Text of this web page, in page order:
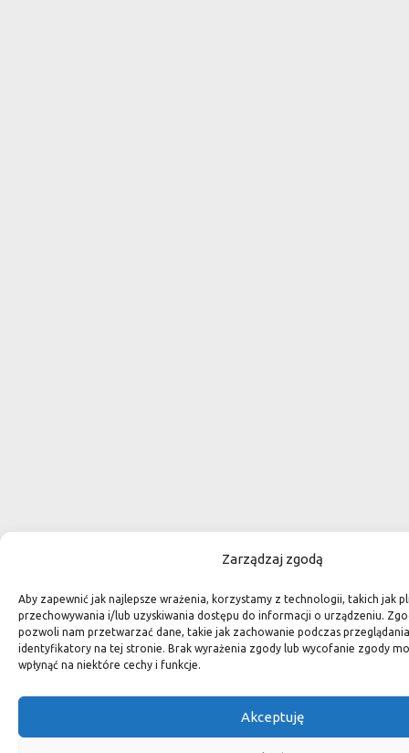
Zarządzaj zgodą
Aby zapewnić jak najlepsze wrażenia, korzystamy z technologii, takich jak
przechowywania i/lub uzyskiwania dostępu do informacji o urządzeniu.
pozwoli nam przetwarzać dane, takie jak zachowanie podczas
identyfikatory na tej stronie. Brak wyrażenia zgody lub wycofanie zgody
wpłynąć na niektóre cechy i funkcje.
Akceptuję